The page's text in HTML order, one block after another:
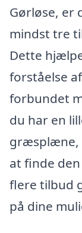
Gørløse, er
mindst tre
Dette
forståelse
forbundet
du har en
græsplæne,
at finde
flere tilbud
på dine